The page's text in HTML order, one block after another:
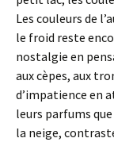
Les couleurs de
le froid reste
nostalgie en
aux cèpes, aux
d’impatience en
leurs parfums
la neige,